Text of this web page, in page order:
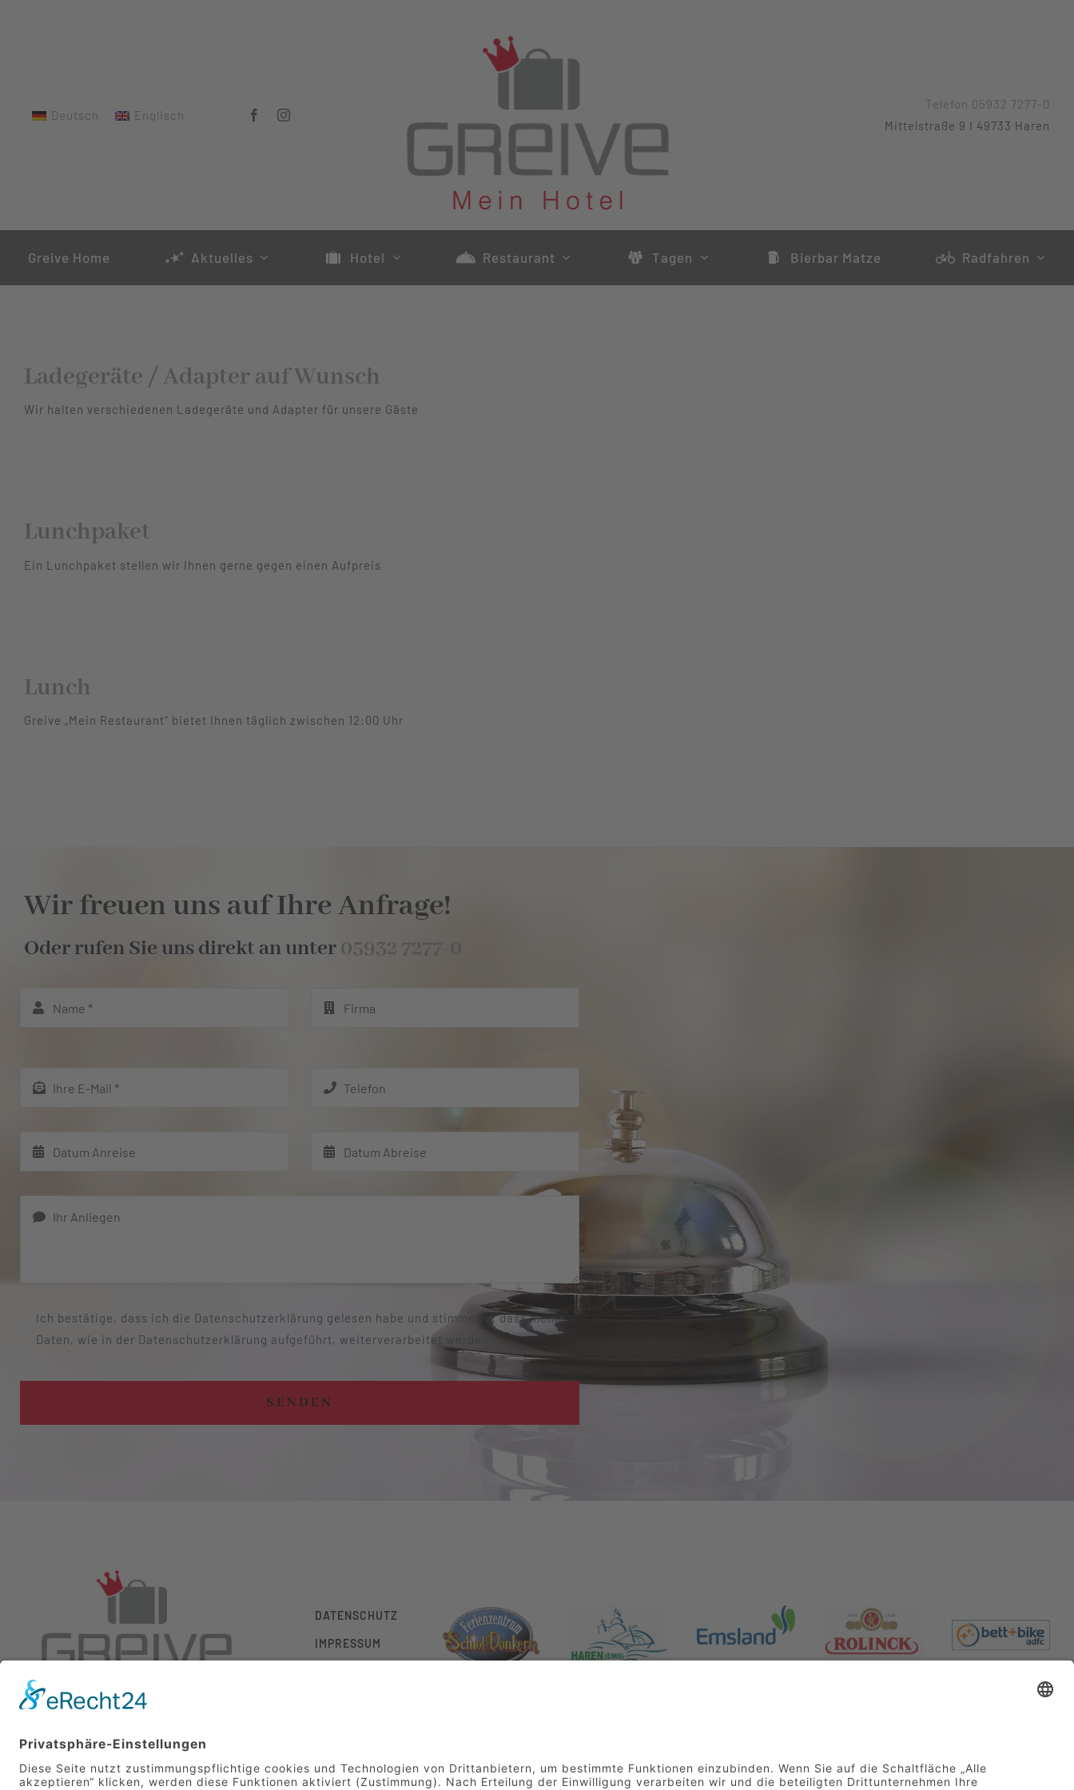
Deutsch Englisch
Telefon 05932 7277-0
Mittelstraße 9 I 49733 Haren
Greive Home Aktuelles Hotel Restaurant Tagen Bierbar Matze Radfahren
Ladegeräte / Adapter auf Wunsch
Wir halten verschiedenen Ladegeräte und Adapter für unsere Gäste
Lunchpaket
Ein Lunchpaket stellen wir Ihnen gerne gegen einen Aufpreis
Lunch
Greive „Mein Restaurant“ bietet Ihnen täglich zwischen 12:00 Uhr
Wir freuen uns auf Ihre Anfrage!
Oder rufen Sie uns direkt an unter05932 7277-0
Ich bestätige, dass ich die Datenschutzerklärung gelesen habe und stimme zu, dass meine
Daten, wie in der Datenschutzerklärung aufgeführt, weiterverarbeitet werden.
SENDEN
DATENSCHUTZ
IMPRESSUM